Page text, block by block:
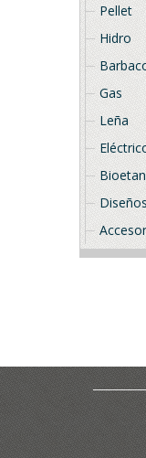
Pellet
Hidro
Gas
Leña